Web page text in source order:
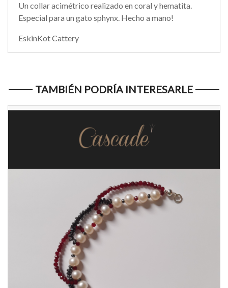
Un collar acimétrico realizado en coral y hematita.
Especial para un gato sphynx. Hecho a mano!
EskinKot Cattery
TAMBIÉN PODRÍA INTERESARLE